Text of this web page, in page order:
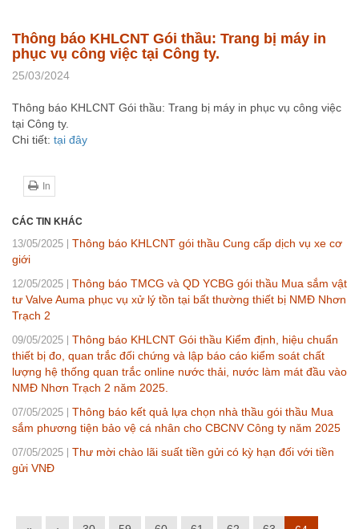
Thông báo KHLCNT Gói thầu: Trang bị máy in
phục vụ công việc tại Công ty.
25/03/2024
Thông báo KHLCNT Gói thầu: Trang bị máy in phục vụ công việc
tại Công ty.
Chi tiết: tại đây
In
CÁC TIN KHÁC
13/05/2025
Thông báo KHLCNT gói thầu Cung cấp dịch vụ xe cơ
giới
12/05/2025
Thông báo TMCG và QD YCBG gói thầu Mua sắm vật
tư Valve Auma phục vụ xử lý tồn tại bất thường thiết bị NMĐ Nhơn
Trạch 2
09/05/2025
Thông báo KHLCNT Gói thầu Kiểm định, hiệu chuẩn
thiết bị đo, quan trắc đối chứng và lập báo cáo kiểm soát chất
lượng hệ thống quan trắc online nước thải, nước làm mát đầu vào
NMĐ Nhơn Trạch 2 năm 2025.
07/05/2025
Thông báo kết quả lựa chọn nhà thầu gói thầu Mua
sắm phương tiện bảo vệ cá nhân cho CBCNV Công ty năm 2025
07/05/2025
Thư mời chào lãi suất tiền gửi có kỳ hạn đối với tiền
gửi VNĐ